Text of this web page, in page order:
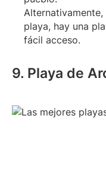
playa, hay una
fácil acceso.
9. Playa de